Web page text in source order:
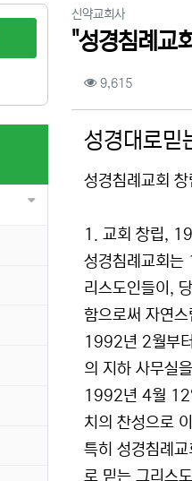
신약교회사분류
"성경침례교
컨텐츠 정보
9,615조회
성경대로믿
성경침례교회
1. 교회 창립,
성경침례교회는
리스도인들이,
함으로써 자연
1992년 2월부
의 지하 사무실
1992년 4월 12
치의 찬성으로
특히 성경침례
로 믿는 그리스